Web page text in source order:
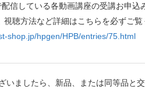
配信している各動画講座の受講お申込
聴方法など詳細はこちらを必ずご覧
shop.jp/hpgen/HPB/entries/75.html
いましたら、新品、または同等品と